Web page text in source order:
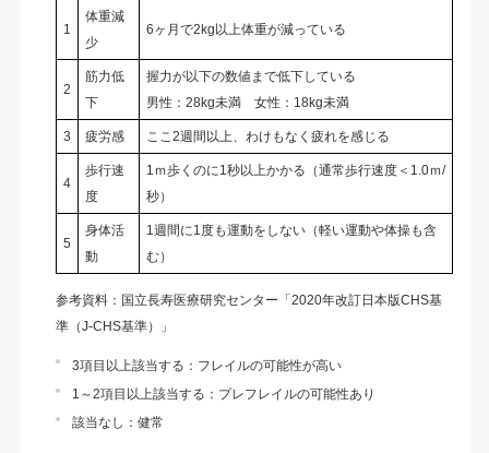
1
体重減
少
6ヶ月で2kg以上体重が減っている
2
筋力低
下
握力が以下の数値まで低下している
男性：28kg未満 女性：18kg未満
3 疲労感 ここ2週間以上、わけもなく疲れを感じる
4
歩行速
度
1ｍ歩くのに1秒以上かかる（通常歩行速度＜1.0ｍ/
秒）
5
身体活
動
1週間に1度も運動をしない（軽い運動や体操も含
む）
参考資料：国立長寿医療研究センター「2020年改訂日本版CHS基
準（J-CHS基準）」
3項目以上該当する：フレイルの可能性が高い
1～2項目以上該当する：プレフレイルの可能性あり
該当なし：健常